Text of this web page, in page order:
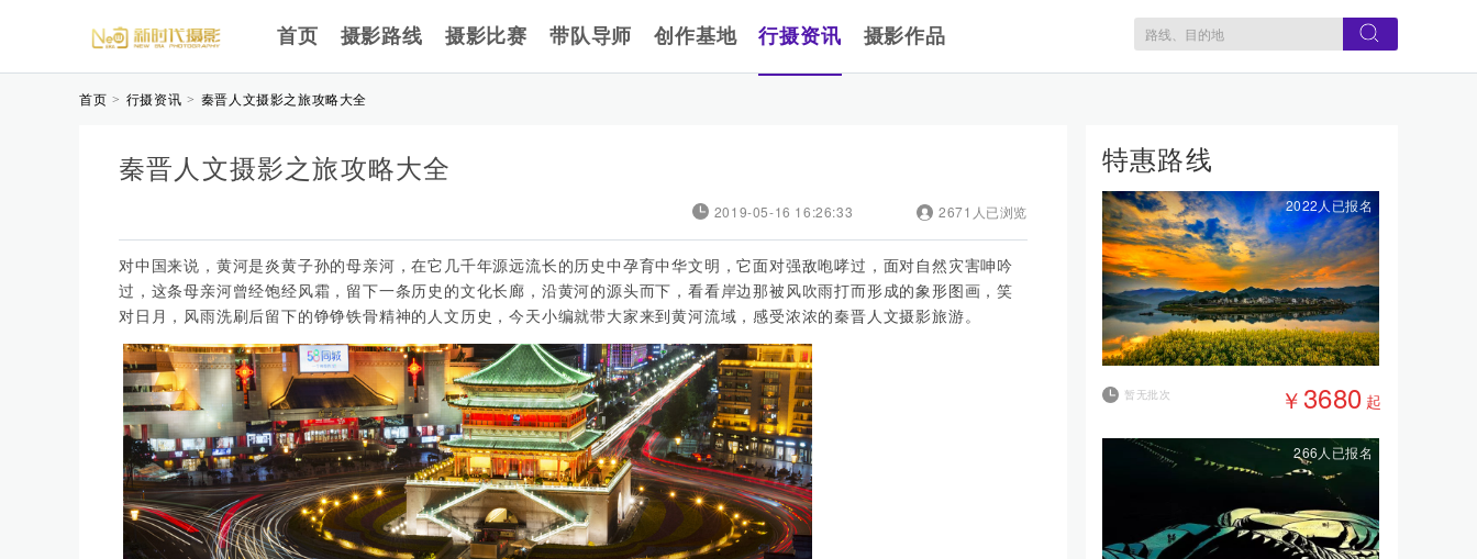
首页 摄影路线 摄影比赛 带队导师 创作基地 行摄资讯 摄影作品
首页 > 行摄资讯 > 秦晋人文摄影之旅攻略大全
秦晋人文摄影之旅攻略大全
2019-05-16 16:26:33 2671人已浏览
对中国来说，黄河是炎黄子孙的母亲河，在它几千年源远流长的历史中孕育中华文明，它面对强敌咆哮过，面对自然灾害呻吟
过，这条母亲河曾经饱经风霜，留下一条历史的文化长廊，沿黄河的源头而下，看看岸边那被风吹雨打而形成的象形图画，笑
对日月，风雨洗刷后留下的铮铮铁骨精神的人文历史，今天小编就带大家来到黄河流域，感受浓浓的秦晋人文摄影旅游。
特惠路线
2022人已报名
暂无批次 ￥ 3680 起
266人已报名